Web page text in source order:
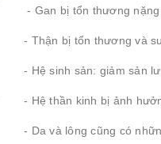
- Gan bị tổn thương nặng
- Thận bị tổn thương và
- Hệ sinh sản: giảm sản
- Hệ thần kinh bị ảnh
- Da và lông cũng có